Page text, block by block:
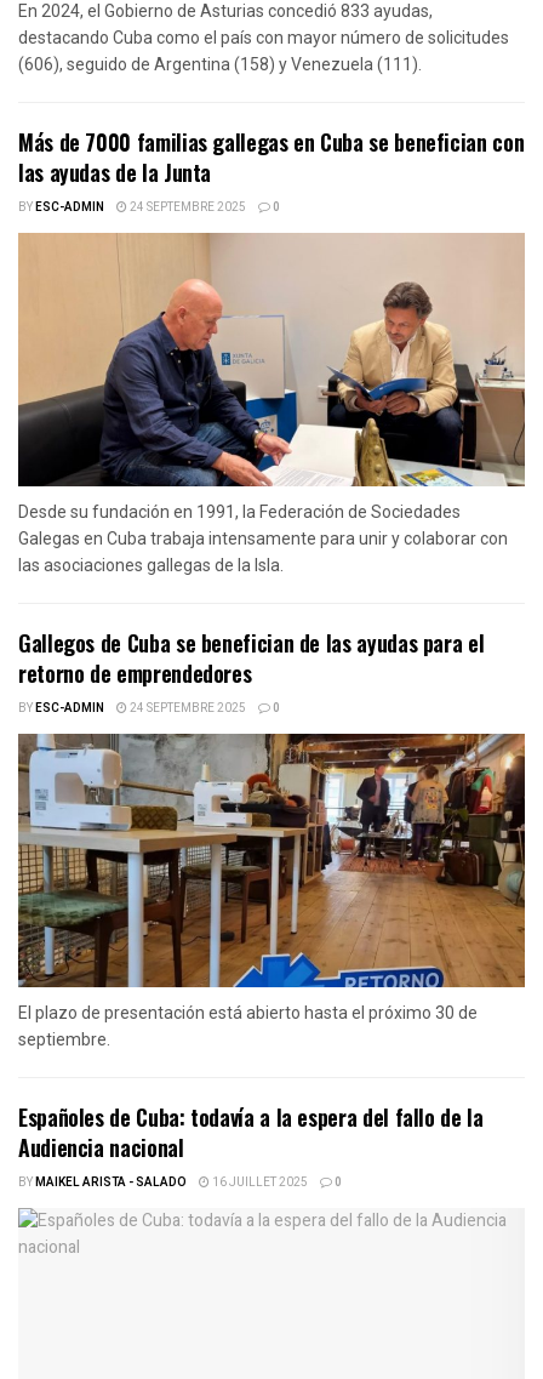
En 2024, el Gobierno de Asturias concedió 833 ayudas,
destacando Cuba como el país con mayor número de solicitudes
(606), seguido de Argentina (158) y Venezuela (111).
Más de 7000 familias gallegas en Cuba se benefician con
las ayudas de la Junta
BYESC-ADMIN 24 SEPTEMBRE 2025 0
Desde su fundación en 1991, la Federación de Sociedades
Galegas en Cuba trabaja intensamente para unir y colaborar con
las asociaciones gallegas de la Isla.
Gallegos de Cuba se benefician de las ayudas para el
retorno de emprendedores
BYESC-ADMIN 24 SEPTEMBRE 2025 0
El plazo de presentación está abierto hasta el próximo 30 de
septiembre.
Españoles de Cuba: todavía a la espera del fallo de la
Audiencia nacional
BYMAIKEL ARISTA - SALADO 16 JUILLET 2025 0